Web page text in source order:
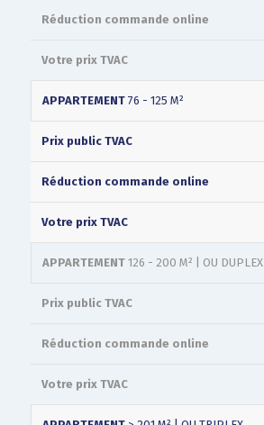
APPARTEMENT76 - 125 M²
APPARTEMENT126 - 200 M² | OU DUPLEX